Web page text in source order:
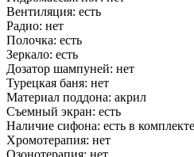
Вентиляция: есть
Радио: нет
Полочка: есть
Зеркало: есть
Дозатор шампуней: нет
Турецкая баня: нет
Материал поддона: акрил
Съемный экран: есть
Наличие сифона: есть в комплекте
Хромотерапия: нет